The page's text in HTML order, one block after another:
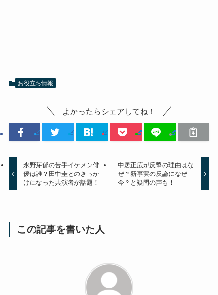
お役立ち情報
よかったらシェアしてね！
永野芽郁の苦手イケメン俳
優は誰？田中圭とのきっか
けになった共演者が話題！
中居正広が反撃の理由はな
ぜ？新事実の反論になぜ
今？と疑問の声も！
この記事を書いた人